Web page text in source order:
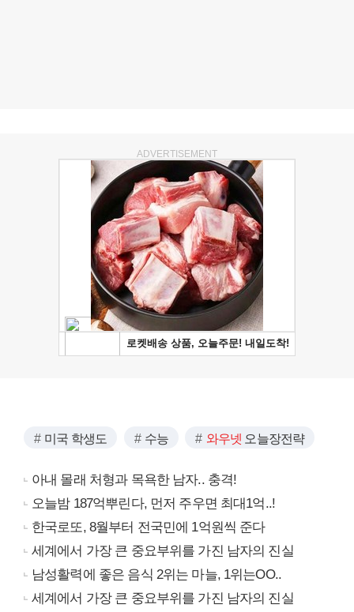
ADVERTISEMENT
미국 학생도 수능 와우넷 오늘장전략
아내 몰래 처형과 목욕한 남자.. 충격!
오늘밤 187억뿌린다, 먼저 주우면 최대1억..!
한국로또, 8월부터 전국민에 1억원씩 준다
세계에서 가장 큰 중요부위를 가진 남자의 진실
남성활력에 좋은 음식 2위는 마늘, 1위는OO..
세계에서 가장 큰 중요부위를 가진 남자의 진실